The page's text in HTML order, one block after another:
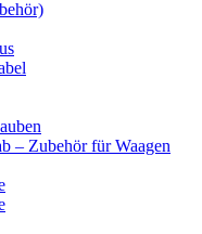
– Zubehör für Waagen